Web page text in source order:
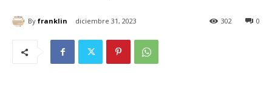
By franklin diciembre 31, 2023 0
302